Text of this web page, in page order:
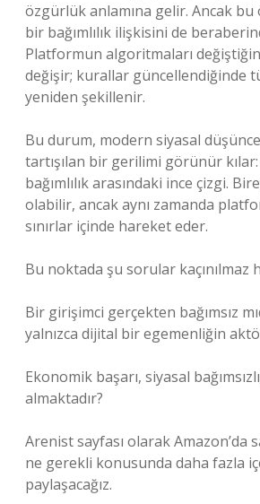
özgürlük anlamına gelir. Ancak
bir bağımlılık ilişkisini de
Platformun algoritmaları
değişir; kurallar güncellendiğinde
yeniden şekillenir.
Bu durum, modern siyasal
tartışılan bir gerilimi görünür
bağımlılık arasındaki ince çizgi.
olabilir, ancak aynı zamanda
sınırlar içinde hareket eder.
Bu noktada şu sorular kaçınılmaz
Bir girişimci gerçekten bağımsız
yalnızca dijital bir egemenliğin
Ekonomik başarı, siyasal
almaktadır?
Arenist sayfası olarak Amazon’da
ne gerekli konusunda daha fazla
paylaşacağız.